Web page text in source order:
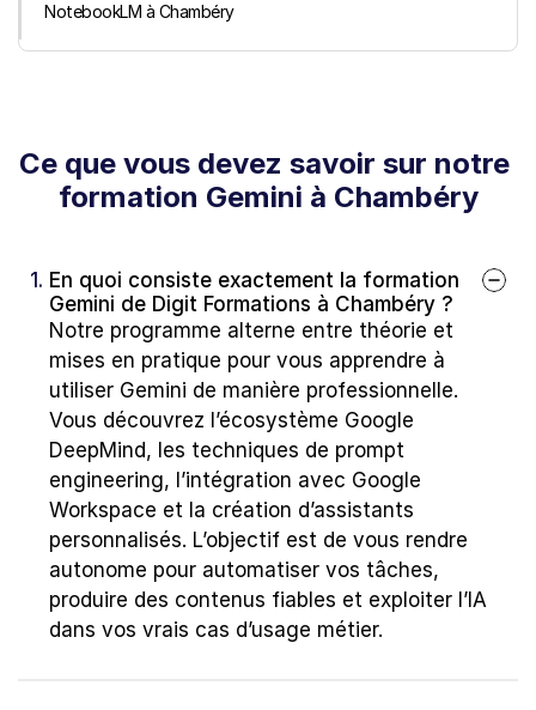
NotebookLM à Chambéry
Ce que vous devez savoir sur notre
formation Gemini à Chambéry
1. En quoi consiste exactement la formation
Gemini de Digit Formations à Chambéry ?
Notre programme alterne entre théorie et
mises en pratique pour vous apprendre à
utiliser Gemini de manière professionnelle.
Vous découvrez l’écosystème Google
DeepMind, les techniques de prompt
engineering, l’intégration avec Google
Workspace et la création d’assistants
personnalisés. L’objectif est de vous rendre
autonome pour automatiser vos tâches,
produire des contenus fiables et exploiter l’IA
dans vos vrais cas d’usage métier.